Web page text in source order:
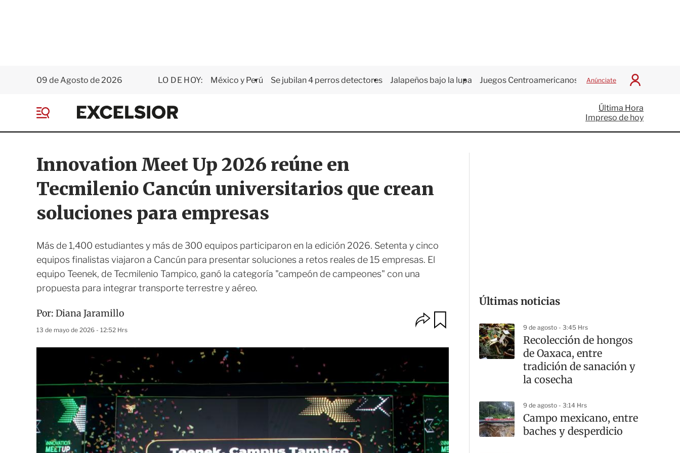
09 de Agosto de 2026 LO DE HOY: México y Perú Se jubilan 4 perros detectores Jalapeños bajo la lupa Juegos Centroamericanos Anúnciate
I
c
i
a
E
x
e
i
o
e
Última Hora
Impreso de hoy
Innovation Meet Up 2026 reúne en
Tecmilenio Cancún universitarios que crean
soluciones para empresas
Más de 1,400 estudiantes y más de 300 equipos participaron en la edición 2026. Setenta y cinco
equipos finalistas viajaron a Cancún para presentar soluciones a retos reales de 15 empresas. El
equipo Teenek, de Tecmilenio Tampico, ganó la categoría "campeón de campeones" con una
propuesta para integrar transporte terrestre y aéreo.
Por: Diana Jaramillo
13 de mayo de 2026 - 12:52 Hrs
O
p
s
d
o
m
p
a
Últimas noticias
9 de agosto - 3:45 Hrs
Recolección de hongos
de Oaxaca, entre
tradición de sanación y
la cosecha
9 de agosto - 3:14 Hrs
Campo mexicano, entre
baches y desperdicio